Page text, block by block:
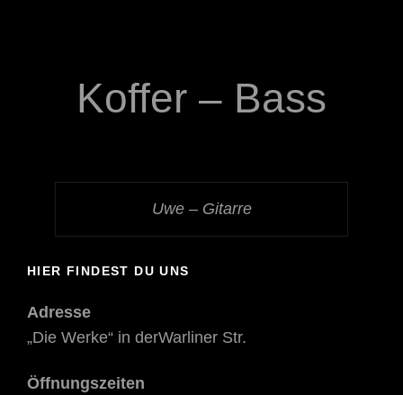
Koffer – Bass
Uwe – Gitarre
HIER FINDEST DU UNS
Adresse
„Die Werke“ in derWarliner Str.
Öffnungszeiten